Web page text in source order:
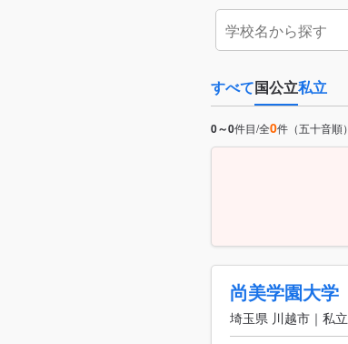
すべて国公立私立
0～0件目/全0件（五十音順）
尚美学園大学
埼玉県 川越市｜私立